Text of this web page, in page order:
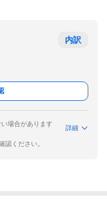
内訳
場合があります
詳細
認ください。